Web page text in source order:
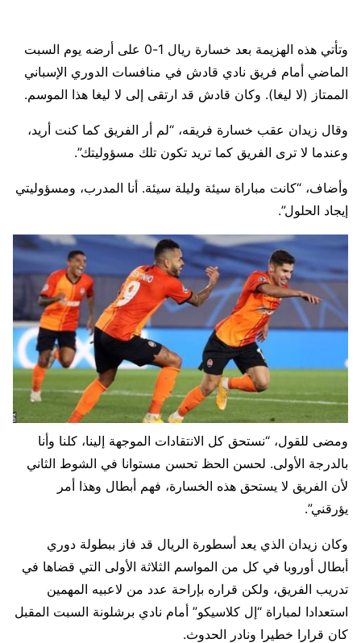
وتأتي هذه الهزيمة بعد خسارة ريال 1-0 على أرضه يوم السبت
الماضي أمام فريق نادي قادش في منافسات الدوري الإسباني
الممتاز (لا ليغا). وكان قادش قد ارتقى إلى لا ليغا هذا الموسم.
وقال زيدان عقب خسارة فريقه، “لم أر الفريق كما كنت أريد،
وعندما لا ترى الفريق كما تريد تكون تلك مسؤوليتك”.
وأضاف، “كانت مباراة سيئة وليلة سيئة. أنا المدرب، ومسؤوليتي
إيجاد الحلول”.
ومضى للقول، “نستحق كل الانتقادات الموجهة إلينا، كلنا وأنا
بالدرجة الأولى. لحسن الحظ تحسن مستوانا في الشوط الثاني
لأن الفريق لا يستحق هذه الخسارة، فهم أبطال وهذا أمر
يؤرقني”.
وكان زيدان الذي يعد أسطورة الريال قد فاز ببطولة دوري
أبطال أوروبا في كل من المواسم الثلاثة الأولى التي قضاها في
تدريب الفريق، ولكن قراره بإراحة عدد من لاعبيه المهمين
استعدادا لمباراة “إل كلاسيكو” أمام نادي برشلونة السبت المقبل
كان قرارا خطيرا ونادر الحدوث.